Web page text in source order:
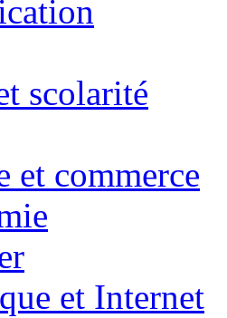
scolarité
et commerce
et Internet